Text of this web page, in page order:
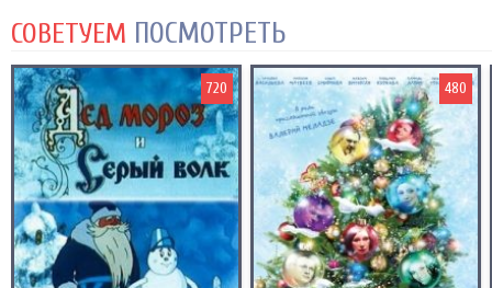
СОВЕТУЕМ ПОСМОТРЕТЬ
720 480